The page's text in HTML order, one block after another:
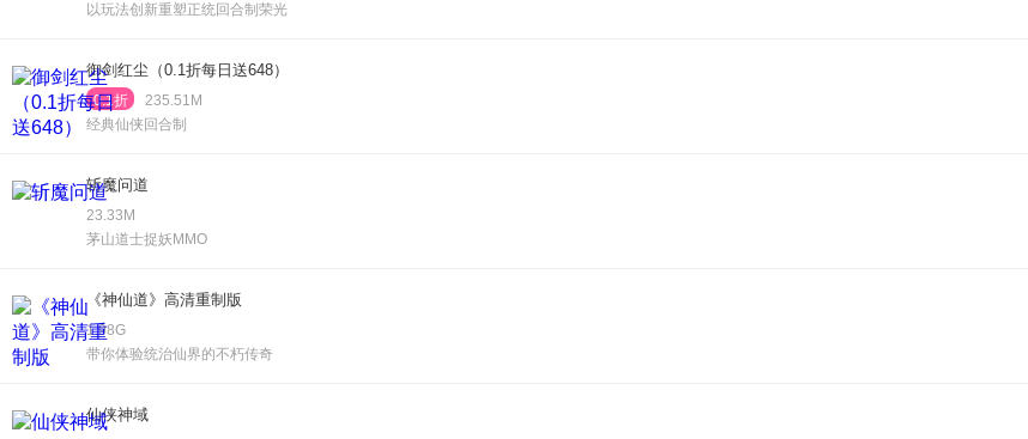
以玩法创新重塑正统回合制荣光
御剑红尘（0.1折每日送648）
0.1折
235.51M
经典仙侠回合制
斩魔问道
23.33M
茅山道士捉妖MMO
《神仙道》高清重制版
1.98G
带你体验统治仙界的不朽传奇
仙侠神域